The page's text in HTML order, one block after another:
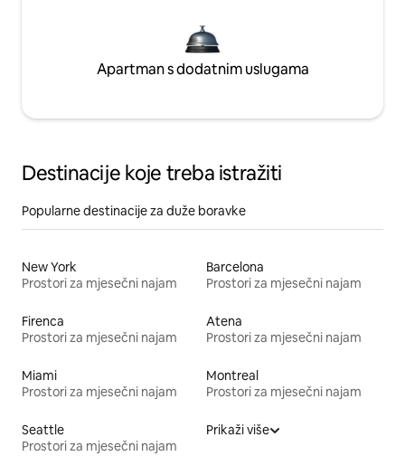
Apartman s dodatnim uslugama
Destinacije koje treba istražiti
Popularne destinacije za duže boravke
New York
Prostori za mjesečni najam
Barcelona
Prostori za mjesečni najam
Firenca
Prostori za mjesečni najam
Atena
Prostori za mjesečni najam
Miami
Prostori za mjesečni najam
Montreal
Prostori za mjesečni najam
Seattle
Prostori za mjesečni najam
Prikaži više